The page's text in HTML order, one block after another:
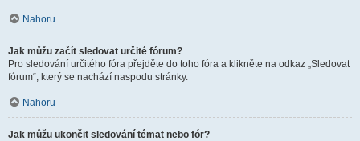
Nahoru
Jak můžu začít sledovat určité fórum?
Pro sledování určitého fóra přejděte do toho fóra a klikněte na odkaz „Sledovat
fórum“, který se nachází naspodu stránky.
Nahoru
Jak můžu ukončit sledování témat nebo fór?